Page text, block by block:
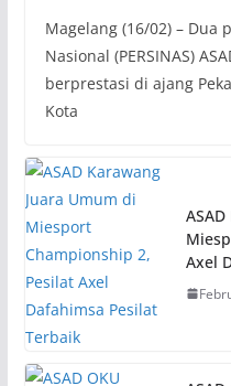
Magelang (16/02) – Dua
Nasional (PERSINAS)
berprestasi di ajang
Kota
Axel